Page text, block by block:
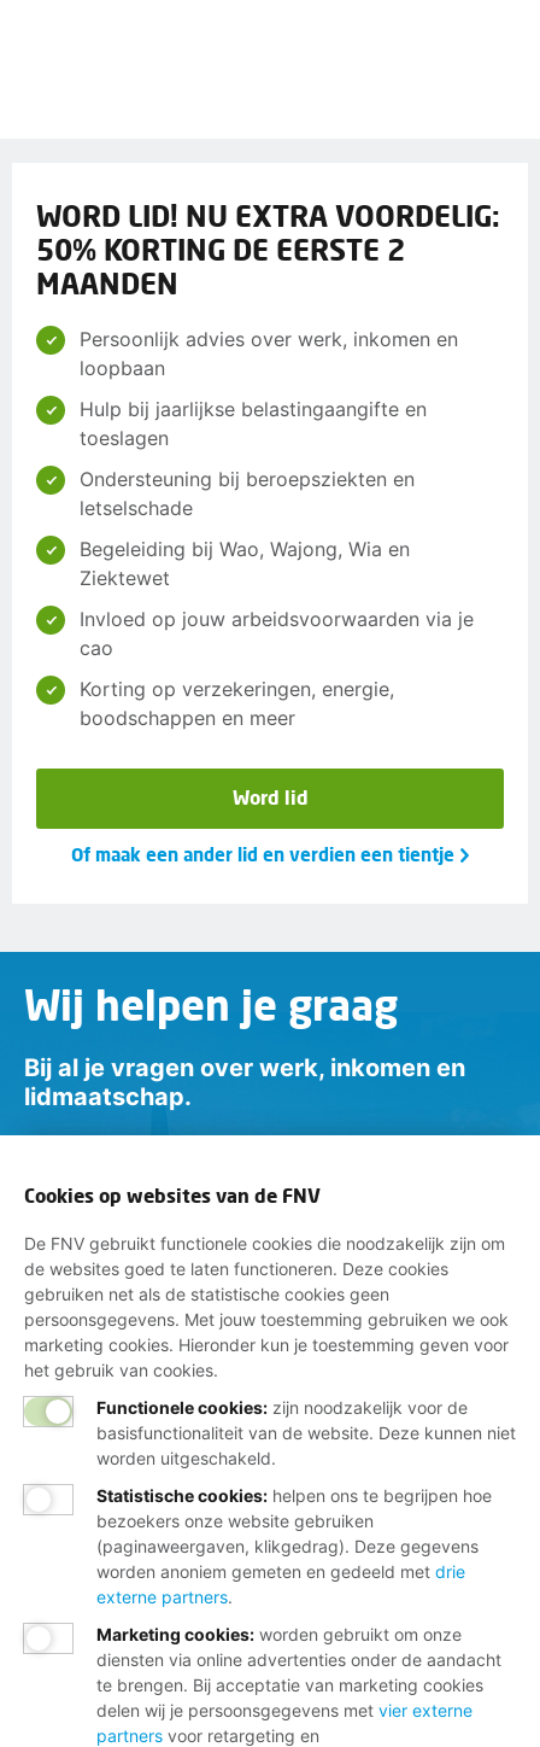
WORD LID! NU EXTRA VOORDELIG:
50% KORTING DE EERSTE 2
MAANDEN
Persoonlijk advies over werk, inkomen en
loopbaan
Hulp bij jaarlijkse belastingaangifte en
toeslagen
Ondersteuning bij beroepsziekten en
letselschade
Begeleiding bij Wao, Wajong, Wia en
Ziektewet
Invloed op jouw arbeidsvoorwaarden via je
cao
Korting op verzekeringen, energie,
boodschappen en meer
Word lid
Of maak een ander lid en verdien een tientje
Wij helpen je graag
Bij al je vragen over werk, inkomen en
lidmaatschap.
Vragen over het lidmaatschap
Vragen over werk en inkomen
Dienstverlening bij jou in de buurt
Meld je aan voor onze nieuwsbrief
Privacy
Cookies op websites van de FNV
De FNV gebruikt functionele cookies die noodzakelijk zijn om
de websites goed te laten functioneren. Deze cookies
gebruiken net als de statistische cookies geen
persoonsgegevens. Met jouw toestemming gebruiken we ook
marketing cookies. Hieronder kun je toestemming geven voor
het gebruik van cookies.
Functionele cookies: zijn noodzakelijk voor de
basisfunctionaliteit van de website. Deze kunnen niet
worden uitgeschakeld.
Statistische cookies: helpen ons te begrijpen hoe
bezoekers onze website gebruiken
(paginaweergaven, klikgedrag). Deze gegevens
worden anoniem gemeten en gedeeld met drie
externe partners.
Marketing cookies: worden gebruikt om onze
diensten via online advertenties onder de aandacht
te brengen. Bij acceptatie van marketing cookies
delen wij je persoonsgegevens met vier externe
partners voor retargeting en